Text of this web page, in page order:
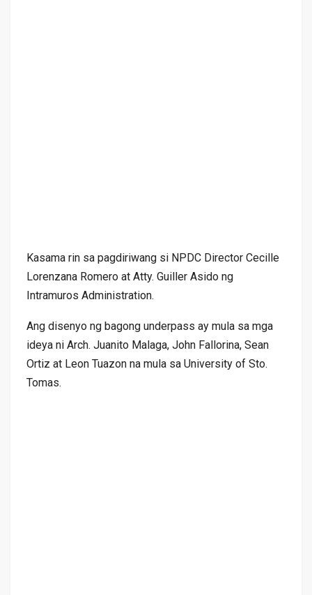
Kasama rin sa pagdiriwang si NPDC Director Cecille
Lorenzana Romero at Atty. Guiller Asido ng
Intramuros Administration.
Ang disenyo ng bagong underpass ay mula sa mga
ideya ni Arch. Juanito Malaga, John Fallorina, Sean
Ortiz at Leon Tuazon na mula sa University of Sto.
Tomas.